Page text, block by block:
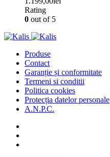
Rating
0 out of 5
Produse
Contact
Garanție și conformitate
Termeni si conditii
Politica cookies
Protecția datelor personale
A.N.P.C.